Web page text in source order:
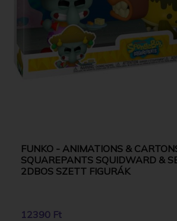
FUNKO - ANIMATIONS &
SQUAREPANTS SQUIDWARD &
2DBOS SZETT FIGURÁK
12390 Ft